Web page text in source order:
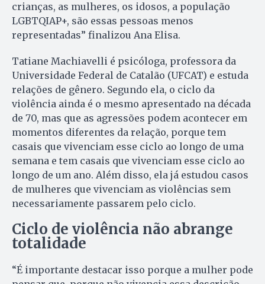
crianças, as mulheres, os idosos, a população
LGBTQIAP+, são essas pessoas menos
representadas” finalizou Ana Elisa.
Tatiane Machiavelli é psicóloga, professora da
Universidade Federal de Catalão (UFCAT) e estuda
relações de gênero. Segundo ela, o ciclo da
violência ainda é o mesmo apresentado na década
de 70, mas que as agressões podem acontecer em
momentos diferentes da relação, porque tem
casais que vivenciam esse ciclo ao longo de uma
semana e tem casais que vivenciam esse ciclo ao
longo de um ano. Além disso, ela já estudou casos
de mulheres que vivenciam as violências sem
necessariamente passarem pelo ciclo.
Ciclo de violência não abrange
totalidade
“É importante destacar isso porque a mulher pode